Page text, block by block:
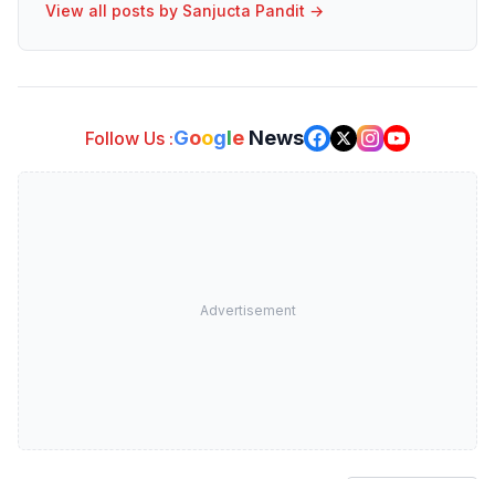
View all posts by Sanjucta Pandit →
Follow Us :Google News
Advertisement